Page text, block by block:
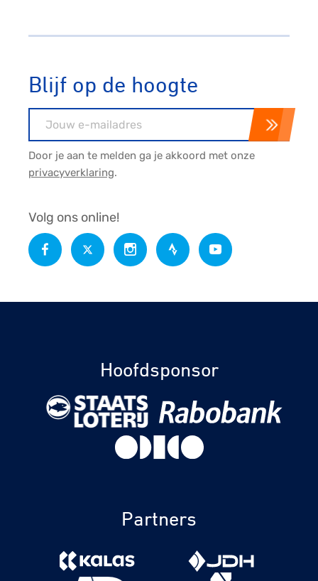
Blijf op de hoogte
Door je aan te melden ga je akkoord met onze
privacyverklaring.
Volg ons online!
Hoofdsponsor
Partners